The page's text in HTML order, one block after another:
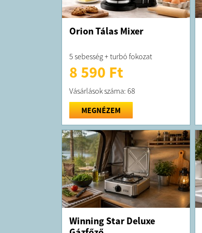
Orion Tálas Mixer
5 sebesség + turbó fokozat
8 590 Ft
Vásárlások száma: 68
MEGNÉZEM
Winning Star Deluxe